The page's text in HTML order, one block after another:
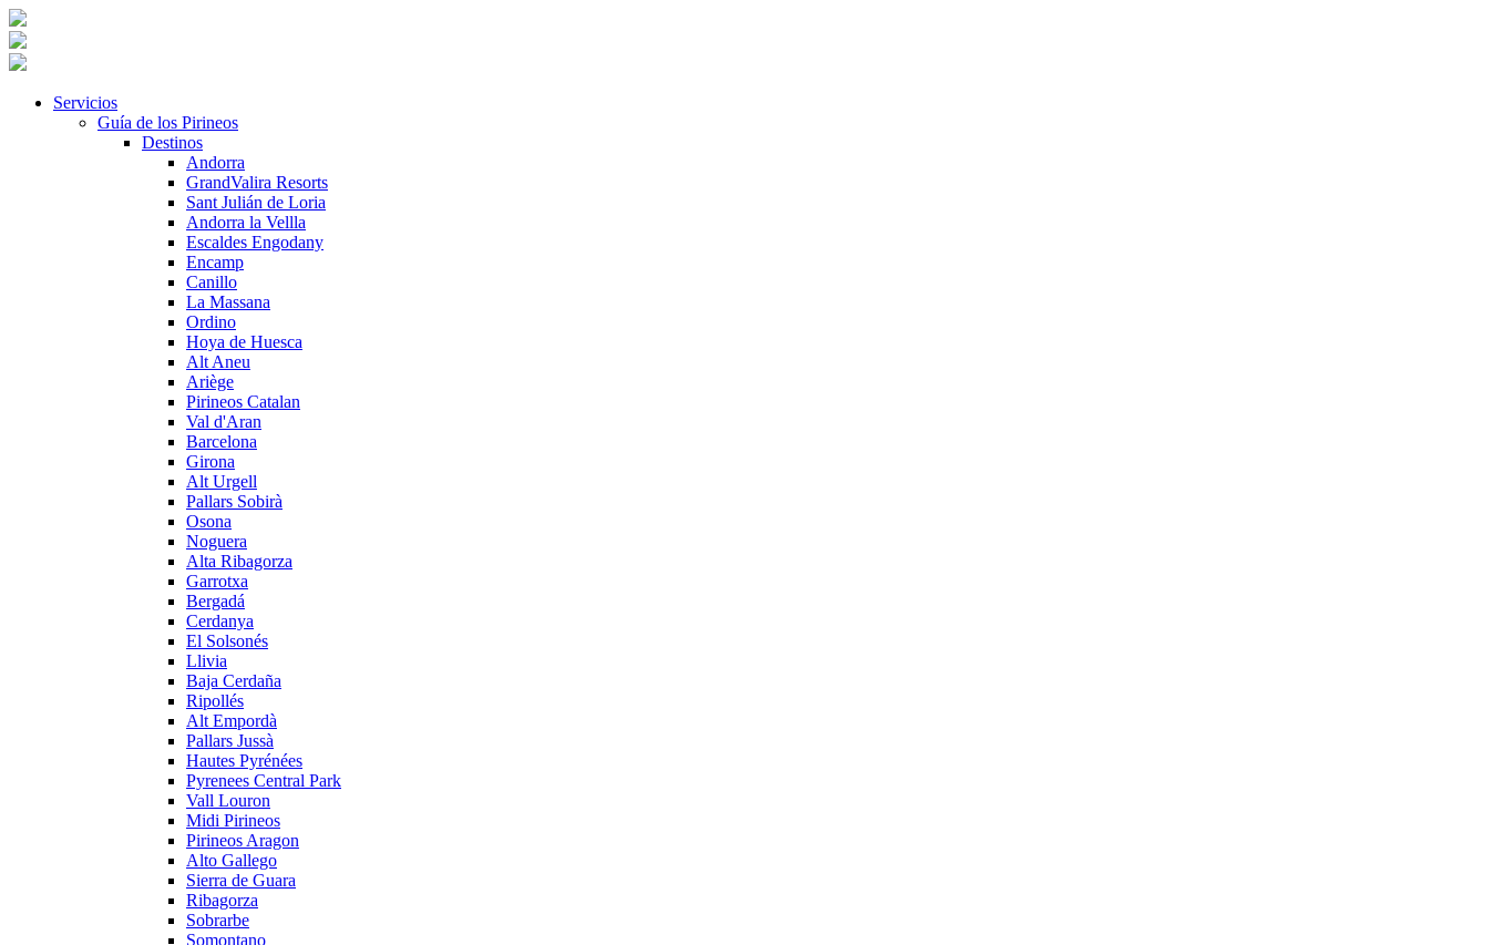
Servicios
Guía de los Pirineos
Destinos
Andorra
GrandValira Resorts
Sant Julián de Loria
Andorra la Vellla
Escaldes Engodany
Encamp
Canillo
La Massana
Ordino
Hoya de Huesca
Alt Aneu
Ariège
Pirineos Catalan
Val d'Aran
Barcelona
Girona
Alt Urgell
Pallars Sobirà
Osona
Noguera
Alta Ribagorza
Garrotxa
Bergadá
Cerdanya
El Solsonés
Llivia
Baja Cerdaña
Ripollés
Alt Empordà
Pallars Jussà
Hautes Pyrénées
Pyrenees Central Park
Vall Louron
Midi Pirineos
Pirineos Aragon
Alto Gallego
Sierra de Guara
Ribagorza
Sobrarbe
Somontano